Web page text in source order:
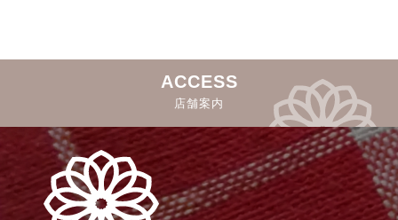
ACCESS
店舗案内